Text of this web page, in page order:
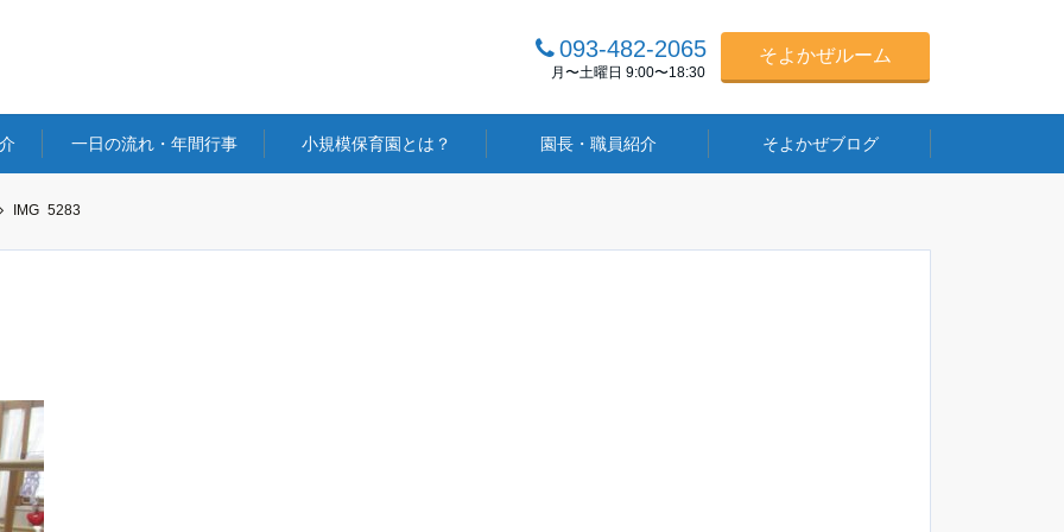
093-482-2065
月〜土曜日 9:00〜18:30
そよかぜルーム
一日の流れ・年間行事 小規模保育園とは？ 園長・職員紹介 そよかぜブログ
IMG_5283